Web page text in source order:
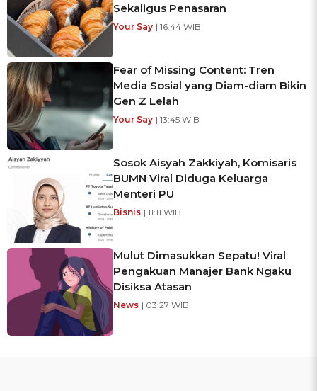
Sekaligus Penasaran
Your Say | 16:44 WIB
Fear of Missing Content: Tren
Media Sosial yang Diam-diam Bikin
Gen Z Lelah
Your Say | 13:45 WIB
Sosok Aisyah Zakkiyah, Komisaris
BUMN Viral Diduga Keluarga
Menteri PU
Bisnis | 11:11 WIB
Mulut Dimasukkan Sepatu! Viral
Pengakuan Manajer Bank Ngaku
Disiksa Atasan
News | 03:27 WIB